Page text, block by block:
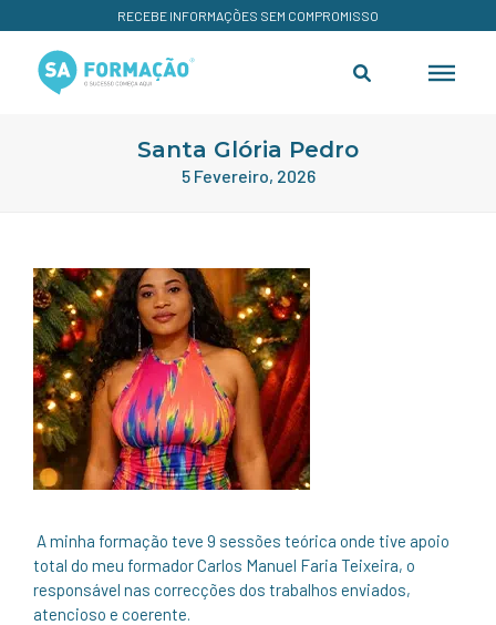
RECEBE INFORMAÇÕES SEM COMPROMISSO
Santa Glória Pedro
5 Fevereiro, 2026
A minha formação teve 9 sessões teórica onde tive apoio
total do meu formador Carlos Manuel Faria Teixeira, o
responsável nas correcções dos trabalhos enviados,
atencioso e coerente.